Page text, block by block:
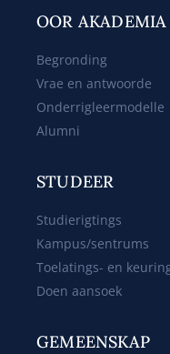
OOR AKADEMIA
Begronding
Vrae en antwoorde
Onderrigleermodelle
Alumni
STUDEER
Studierigtings
Kampus/sentrums
Toelatings- en
Doen aansoek
GEMEENSKAP